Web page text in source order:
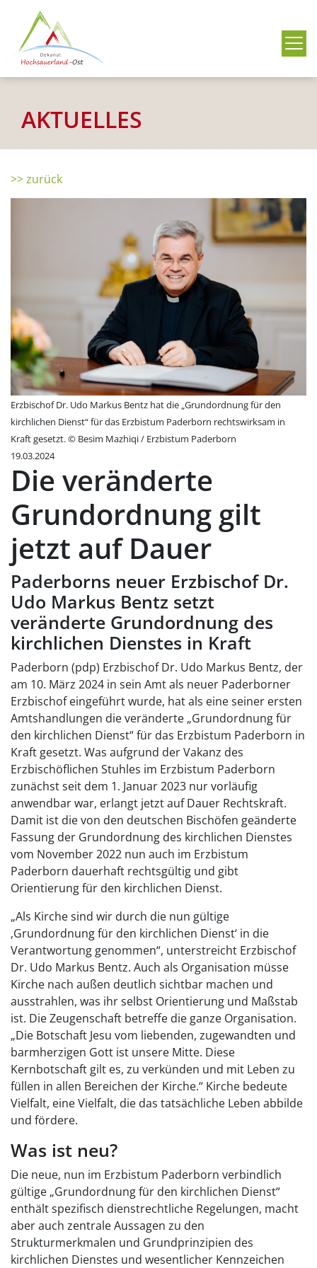
AKTUELLES
>> zurück
Erzbischof Dr. Udo Markus Bentz hat die „Grundordnung für den
kirchlichen Dienst“ für das Erzbistum Paderborn rechtswirksam in
Kraft gesetzt. © Besim Mazhiqi / Erzbistum Paderborn
19.03.2024
Die veränderte
Grundordnung gilt
jetzt auf Dauer
Paderborns neuer Erzbischof Dr.
Udo Markus Bentz setzt
veränderte Grundordnung des
kirchlichen Dienstes in Kraft
Paderborn (pdp) Erzbischof Dr. Udo Markus Bentz, der
am 10. März 2024 in sein Amt als neuer Paderborner
Erzbischof eingeführt wurde, hat als eine seiner ersten
Amtshandlungen die veränderte „Grundordnung für
den kirchlichen Dienst“ für das Erzbistum Paderborn in
Kraft gesetzt. Was aufgrund der Vakanz des
Erzbischöflichen Stuhles im Erzbistum Paderborn
zunächst seit dem 1. Januar 2023 nur vorläufig
anwendbar war, erlangt jetzt auf Dauer Rechtskraft.
Damit ist die von den deutschen Bischöfen geänderte
Fassung der Grundordnung des kirchlichen Dienstes
vom November 2022 nun auch im Erzbistum
Paderborn dauerhaft rechtsgültig und gibt
Orientierung für den kirchlichen Dienst.
„Als Kirche sind wir durch die nun gültige
‚Grundordnung für den kirchlichen Dienst‘ in die
Verantwortung genommen“, unterstreicht Erzbischof
Dr. Udo Markus Bentz. Auch als Organisation müsse
Kirche nach außen deutlich sichtbar machen und
ausstrahlen, was ihr selbst Orientierung und Maßstab
ist. Die Zeugenschaft betreffe die ganze Organisation.
„Die Botschaft Jesu vom liebenden, zugewandten und
barmherzigen Gott ist unsere Mitte. Diese
Kernbotschaft gilt es, zu verkünden und mit Leben zu
füllen in allen Bereichen der Kirche.“ Kirche bedeute
Vielfalt, eine Vielfalt, die das tatsächliche Leben abbilde
und fördere.
Was ist neu?
Die neue, nun im Erzbistum Paderborn verbindlich
gültige „Grundordnung für den kirchlichen Dienst“
enthält spezifisch dienstrechtliche Regelungen, macht
aber auch zentrale Aussagen zu den
Strukturmerkmalen und Grundprinzipien des
kirchlichen Dienstes und wesentlicher Kennzeichen